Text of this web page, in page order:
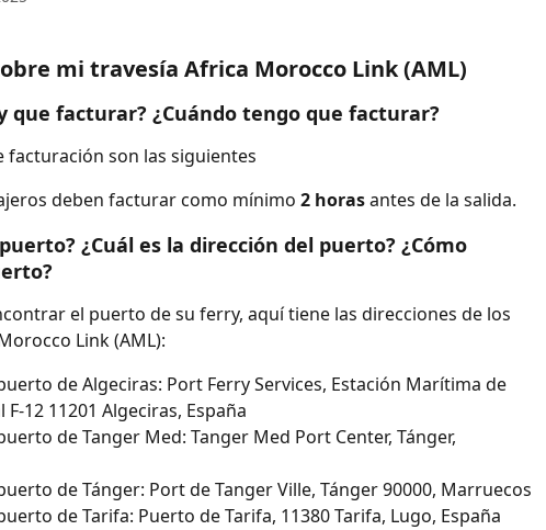
mi travesía Africa Morocco Link (AML)
que facturar? ¿Cuándo tengo que facturar?
facturación son las siguientes
deben facturar como mínimo 2 horas antes de la salida.
¿Cuál es la dirección del puerto? ¿Cómo
el puerto de su ferry, aquí tiene las direcciones de los
Link (AML):
de Algeciras: Port Ferry Services, Estación Marítima de
F-12 11201 Algeciras, España
de Tanger Med: Tanger Med Port Center, Tánger,
de Tánger: Port de Tanger Ville, Tánger 90000, Marruecos
de Tarifa: Puerto de Tarifa, 11380 Tarifa, Lugo, España